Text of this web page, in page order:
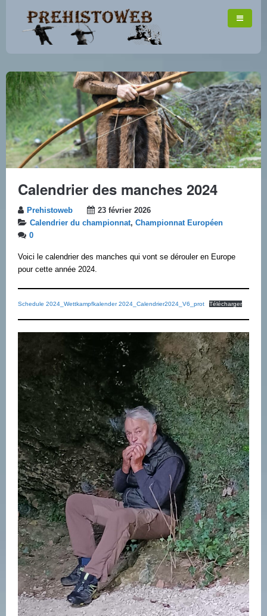
Calendrier des manches 2024
Prehistoweb
23 février 2026
Calendrier du championnat, Championnat Européen
0
Voici le calendrier des manches qui vont se dérouler en Europe
pour cette année 2024.
Schedule 2024_Wettkampfkalender 2024_Calendrier2024_V6_prot Télécharger